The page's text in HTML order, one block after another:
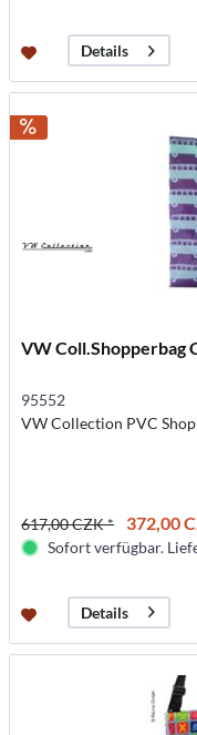
Details
VW Coll.Shopperbag
95552
VW Collection PVC
617,00 CZK * 372,00
Sofort verfügbar.
Details